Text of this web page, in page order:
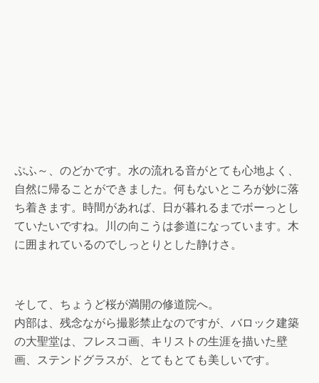
ぷふ～、のどかです。水の流れる音がとても心地よく、
自然に帰ることができました。何もないところが妙に落
ち着きます。時間があれば、日が暮れるまでボーっとし
ていたいですね。川の向こうは参道になっています。木
に囲まれているのでしっとりとした静けさ。
そして、ちょうど桜が満開の修道院へ。
内部は、残念ながら撮影禁止なのですが、バロック建築
の大聖堂は、フレスコ画、キリストの生涯を描いた壁
画、ステンドグラスが、とてもとても美しいです。